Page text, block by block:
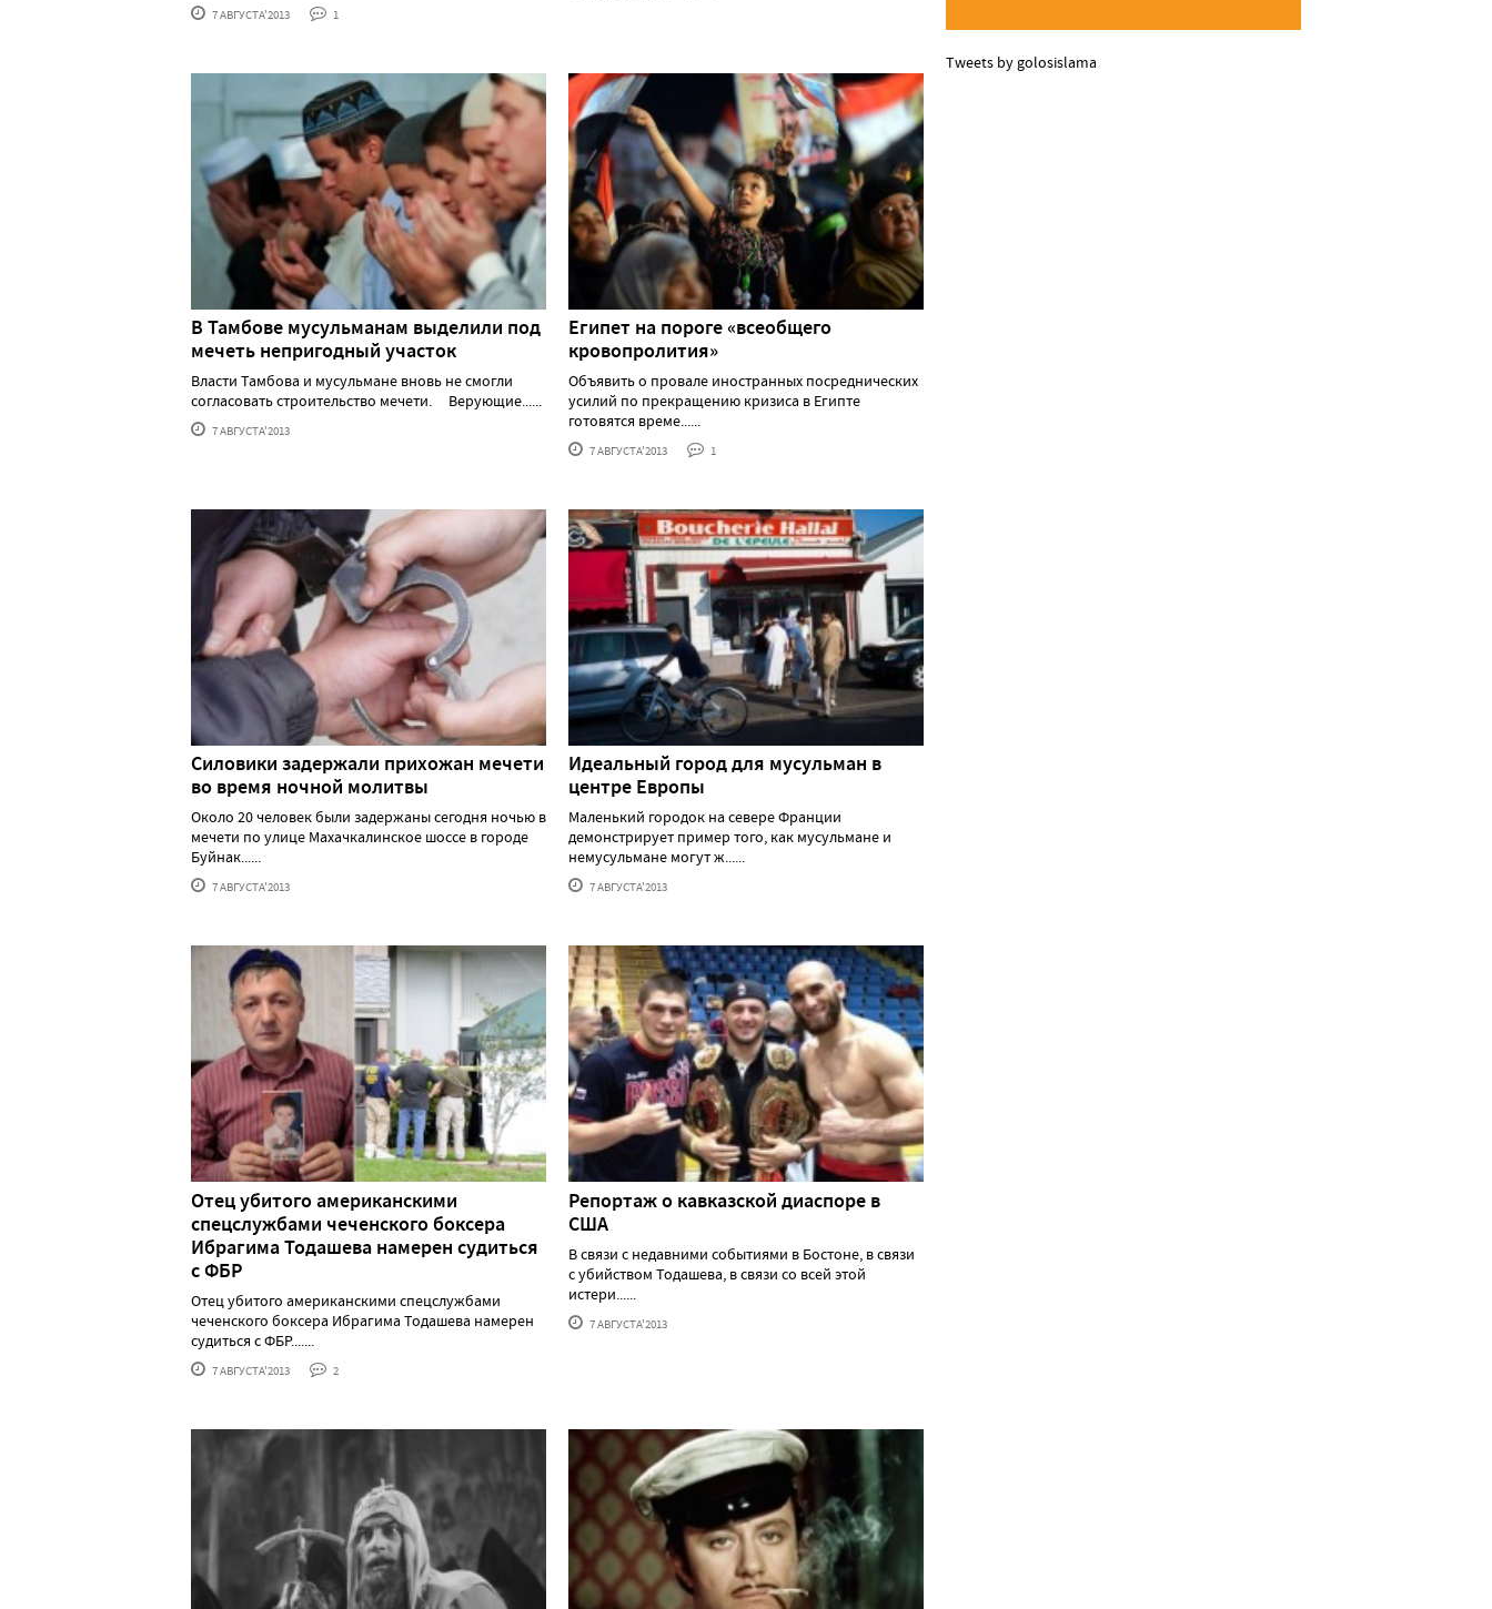
7 АВГУСТА'2013 1
В Тамбове мусульманам выделили под
мечеть непригодный участок
Власти Тамбова и мусульмане вновь не смогли
согласовать строительство мечети. Верующие......
7 АВГУСТА'2013
Египет на пороге «всеобщего
кровопролития»
Объявить о провале иностранных посреднических
усилий по прекращению кризиса в Египте
готовятся време......
7 АВГУСТА'2013 1
Силовики задержали прихожан мечети
во время ночной молитвы
Около 20 человек были задержаны сегодня ночью в
мечети по улице Махачкалинское шоссе в городе
Буйнак......
7 АВГУСТА'2013
Идеальный город для мусульман в
центре Европы
Маленький городок на севере Франции
демонстрирует пример того, как мусульмане и
немусульмане могут ж......
7 АВГУСТА'2013
Отец убитого американскими
спецслужбами чеченского боксера
Ибрагима Тодашева намерен судиться
с ФБР
Отец убитого американскими спецслужбами
чеченского боксера Ибрагима Тодашева намерен
судиться с ФБР.......
7 АВГУСТА'2013 2
Репортаж о кавказской диаспоре в
США
В связи с недавними событиями в Бостоне, в связи
с убийством Тодашева, в связи со всей этой
истери......
7 АВГУСТА'2013
Tweets by golosislama